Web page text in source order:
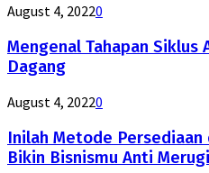
August 4, 20220
Mengenal Tahapan Siklus
Dagang
August 4, 20220
Inilah Metode
Bikin Bisnismu Anti Merugi